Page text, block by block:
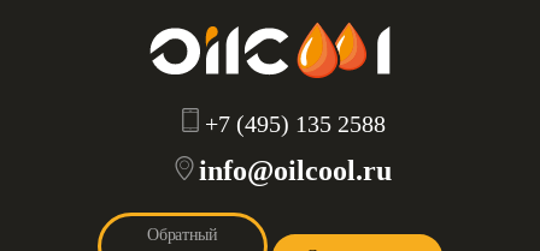
+7 (495) 135 2588
info@oilcool.ru
Обратный